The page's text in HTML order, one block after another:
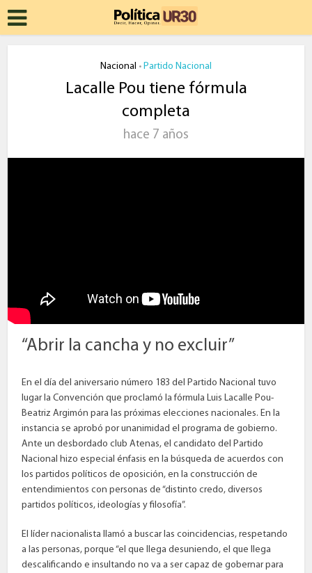
Nacional • Partido Nacional
Lacalle Pou tiene fórmula
completa
hace 7 años
“Abrir la cancha y no excluir”
En el día del aniversario número 183 del Partido Nacional tuvo
lugar la Convención que proclamó la fórmula Luis Lacalle Pou-
Beatriz Argimón para las próximas elecciones nacionales. En la
instancia se aprobó por unanimidad el programa de gobierno.
Ante un desbordado club Atenas, el candidato del Partido
Nacional hizo especial énfasis en la búsqueda de acuerdos con
los partidos políticos de oposición, en la construcción de
entendimientos con personas de “distinto credo, diversos
partidos políticos, ideologías y filosofía”.
El líder nacionalista llamó a buscar las coincidencias, respetando
a las personas, porque “el que llega desuniendo, el que llega
descalificando e insultando no va a ser capaz de gobernar para